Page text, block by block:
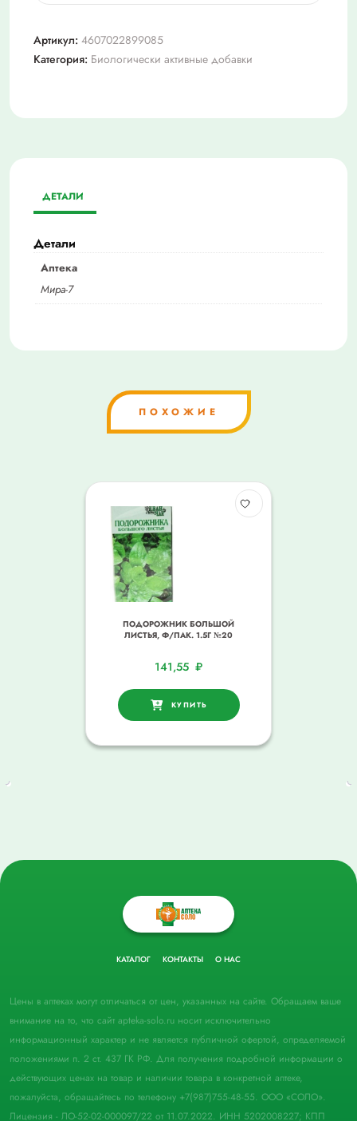
Артикул: 4607022899085
Категория: Биологически активные добавки
ДЕТАЛИ
Детали
Аптека
Мира-7
ПОХОЖИЕ
ПОДОРОЖНИК БОЛЬШОЙ
ЛИСТЬЯ, Ф/ПАК. 1.5Г №20
141,55 ₽
КУПИТЬ
КАТАЛОГ КОНТАКТЫ О НАС
Цены в аптеках могут отличаться от цен, указанных на сайте. Обращаем ваше
внимание на то, что сайт apteka-solo.ru носит исключительно
информационный характер и не является публичной офертой, определяемой
положениями п. 2 ст. 437 ГК РФ. Для получения подробной информации о
действующих ценах на товар и наличии товара в конкретной аптеке,
пожалуйста, обращайтесь по телефону +7(987)755-48-55. ООО «СОЛО».
Лицензия - ЛО-52-02-000097/22 от 11.07.2022. ИНН 5202008227; КПП